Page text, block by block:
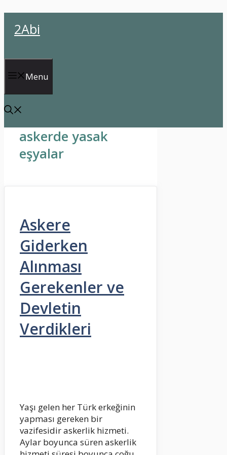
atla2Abi
Menu
askerde yasak
eşyalar
Askere
Giderken
Alınması
Gerekenler ve
Devletin
Verdikleri
Yaşı gelen her Türk erkeğinin
yapması gereken bir
vazifesidir askerlik hizmeti.
Aylar boyunca süren askerlik